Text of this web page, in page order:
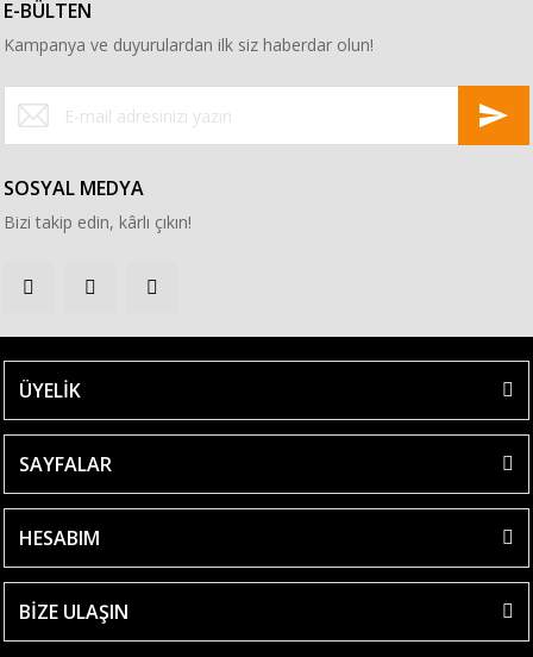
E-BÜLTEN
Kampanya ve duyurulardan ilk siz haberdar olun!
SOSYAL MEDYA
Bizi takip edin, kârlı çıkın!
ÜYELİK
SAYFALAR
HESABIM
BİZE ULAŞIN